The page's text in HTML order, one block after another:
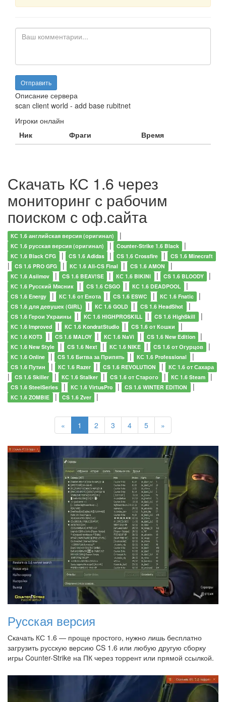
Описание сервера
scan client world - add base rubitnet
Игроки онлайн
Ник
Фраги Время
Скачать КС 1.6 через
мониторинг с рабочим
поиском с оф.сайта
КС 1.6 английская версия (оригинал) |
КС 1.6 русская версия (оригинал) | Counter-Strike 1.6 Black |
КС 1.6 Black CFG | CS 1.6 Adidas | CS 1.6 Crossfire | CS 1.6 Minecraft
| CS 1.6 PRO GFG | КС 1.6 All-CS Final | CS 1.6 AMON |
КС 1.6 Asiimov | CS 1.6 BEAV!SE | КС 1.6 BIKINI | CS 1.6 BLOODY |
КС 1.6 Русский Мясник | CS 1.6 CSGO | КС 1.6 DEADPOOL |
CS 1.6 Energy | КС 1.6 от Енота | CS 1.6 ESWC | КС 1.6 Fnatic |
CS 1.6 для девушек (GIRL) | КС 1.6 GOLD | CS 1.6 HeadShot |
CS 1.6 Герои Украины | КС 1.6 HIGHPROSKILL | CS 1.6 HighSkill |
КС 1.6 Improved | КС 1.6 KondratStudio | CS 1.6 от Кошки |
КС 1.6 KOT3 | CS 1.6 MALOY | КС 1.6 NaVi | CS 1.6 New Edition |
КС 1.6 New Style | CS 1.6 Next | КС 1.6 NIKE | CS 1.6 от Огурцов |
КС 1.6 Online | CS 1.6 Битва за Припять | КС 1.6 Professional |
CS 1.6 Путин | КС 1.6 Razer | CS 1.6 REVOLUTION | КС 1.6 от Сахара
| CS 1.6 Skiller | КС 1.6 Stalker | CS 1.6 от Старого | КС 1.6 Steam |
CS 1.6 SteelSeries | КС 1.6 VirtusPro | CS 1.6 WINTER EDITION |
КС 1.6 ZOMBIE | CS 1.6 Zver |
« 1 2 3 4 5 »
Русская версия
Скачать КС 1.6 — проще простого, нужно лишь бесплатно
загрузить русскую версию CS 1.6 или любую другую сборку
игры Counter-Strike на ПК через торрент или прямой ссылкой.